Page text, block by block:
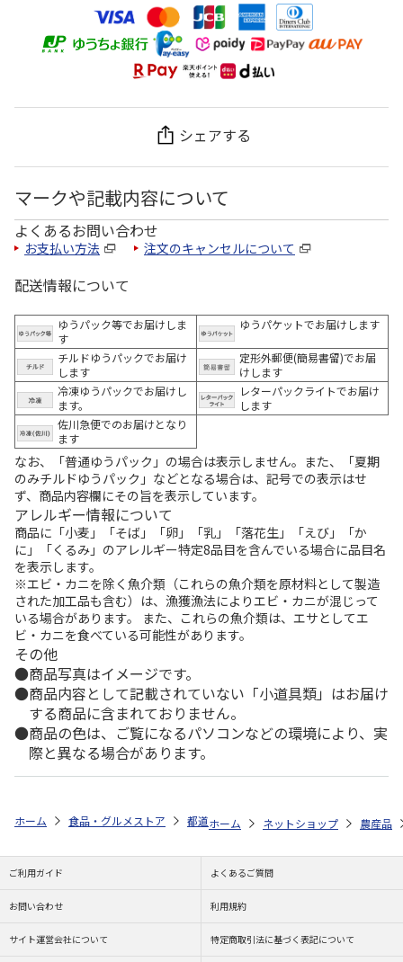
シェアする
マークや記載内容について
よくあるお問い合わせ
お支払い方法 注文のキャンセルについて
配送情報について
ゆうパック等でお届けしま
す
ゆうパケットでお届けします
チルドゆうパックでお届け
します
定形外郵便(簡易書留)でお届
けします
冷凍ゆうパックでお届けし
ます。
レターパックライトでお届け
します
佐川急便でのお届けとなり
ます
なお、「普通ゆうパック」の場合は表示しません。また、「夏期
のみチルドゆうパック」などとなる場合は、記号での表示はせ
ず、商品内容欄にその旨を表示しています。
アレルギー情報について
商品に「小麦」「そば」「卵」「乳」「落花生」「えび」「か
に」「くるみ」のアレルギー特定8品目を含んでいる場合に品目名
を表示します。
※エビ・カニを除く魚介類（これらの魚介類を原材料として製造
された加工品も含む）は、漁獲漁法によりエビ・カニが混じって
いる場合があります。 また、これらの魚介類は、エサとしてエ
ビ・カニを食べている可能性があります。
その他
商品写真はイメージです。
商品内容として記載されていない「小道具類」はお届け
する商品に含まれておりません。
商品の色は、ご覧になるパソコンなどの環境により、実
際と異なる場合があります。
ホーム 食品・グルメストア 都道府県から探す 福島県 【糖度１
ホーム ネットショップ 農産品
ご利用ガイド よくあるご質問
お問い合わせ 利用規約
サイト運営会社について 特定商取引法に基づく表記について